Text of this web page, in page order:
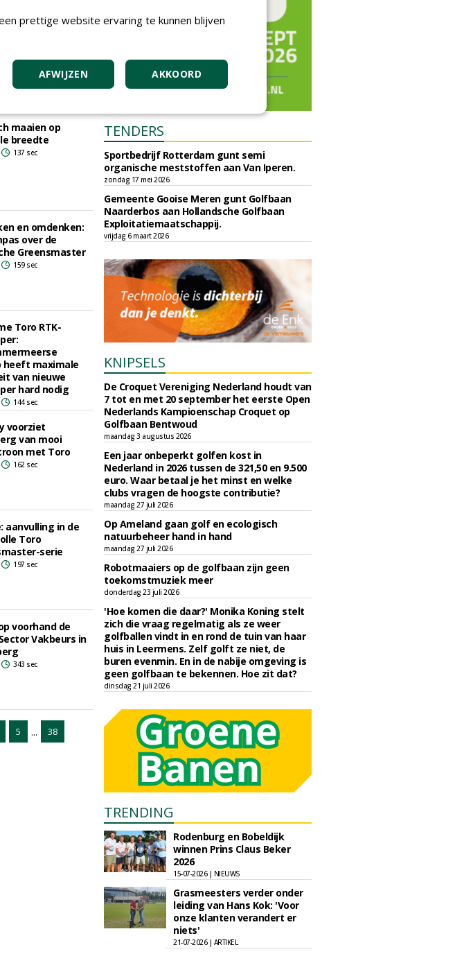
Botte
maaien op
breedte
137 sec
en omdenken:
over de
Greensmaster
159 sec
Toro RTK-
heeft maximale
van nieuwe
hard nodig
144 sec
voorziet
van mooi
met Toro
162 sec
aanvulling in de
Toro
serie
197 sec
voorhand de
Vakbeurs in
343 sec
5 ... 38
TENDERS
Sportbedrijf Rotterdam gunt semi
organische meststoffen aan Van Iperen.
zondag 17 mei 2026
Gemeente Gooise Meren gunt Golfbaan
Naarderbos aan Hollandsche Golfbaan
Exploitatiemaatschappij.
vrijdag 6 maart 2026
KNIPSELS
De Croquet Vereniging Nederland houdt van
7 tot en met 20 september het eerste Open
Nederlands Kampioenschap Croquet op
Golfbaan Bentwoud
maandag 3 augustus 2026
Een jaar onbeperkt golfen kost in
Nederland in 2026 tussen de 321,50 en 9.500
euro. Waar betaal je het minst en welke
clubs vragen de hoogste contributie?
maandag 27 juli 2026
Op Ameland gaan golf en ecologisch
natuurbeheer hand in hand
maandag 27 juli 2026
Robotmaaiers op de golfbaan zijn geen
toekomstmuziek meer
donderdag 23 juli 2026
'Hoe komen die daar?' Monika Koning stelt
zich die vraag regelmatig als ze weer
golfballen vindt in en rond de tuin van haar
huis in Leermens. Zelf golft ze niet, de
buren evenmin. En in de nabije omgeving is
geen golfbaan te bekennen. Hoe zit dat?
dinsdag 21 juli 2026
TRENDING
Rodenburg en Bobeldijk
winnen Prins Claus Beker
2026
15-07-2026 | NIEUWS
Grasmeesters verder onder
leiding van Hans Kok: 'Voor
onze klanten verandert er
niets'
21-07-2026 | ARTIKEL
prettige website ervaring te kunnen blijven
AKKOORD
AFWIJZEN